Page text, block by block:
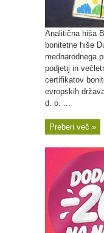
Analitična hiša
bonitetne hiše
mednarodnega
podjetij in
certifikatov
evropskih
d. o. ...
Preberi več »